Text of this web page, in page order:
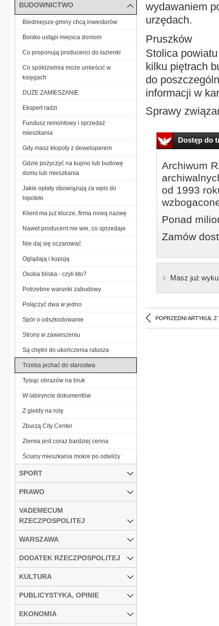
wydawaniem
urzędach.
Pruszków
Stolica
kilku piętrach
do
informacji w
Sprawy
Dostęp do
Archiwum
od 1993
Ponad
Zamów
Masz już
POPRZEDNI ARTYKUŁ Z
BUDOWNICTWO
Biedniejsze gminy chcą inwestorów
Boisko ustąpi miejsca domom
Co proponują producenci do łazienki
Co spółdzielnia może umieścić w
księgach
DUŻE ZAMIESZANIE
Ekspert radzi
Fundusz remontowy i sprzedaż
mieszkania
Gdy masz kłopoty z deweloperem
Gdzie pożyczyć na kupno lub budowę
domu lub mieszkania
Jakie opłaty obowiązują za wpis do
hipoteki
Klient ma już klucze, firma nową nazwę
Nawet producent nie wie, co sprzedaje
Nie daj się oczarować
Oglądają i kupują
Osoba bliska - czyli kto?
Potrzebne warunki zabudowy
Połączyć dwa w jedno
Spór o odszkodowanie
Strony w zawieszeniu
Są chętni do ukończenia ratusza
Trzeba jechać do starostwa
Tysiąc obrazów na bruk
W labiryncie dokumentów
Z giełdy na rolę
Zburzą City Center
Ziemia jest coraz bardziej cenna
Ściany mieszkania mokre po odwilży
SPORT
PRAWO
VADEMECUM
RZECZPOSPOLITEJ
WARSZAWA
DODATEK RZECZPOSPOLITEJ
KULTURA
PUBLICYSTYKA, OPINIE
EKONOMIA